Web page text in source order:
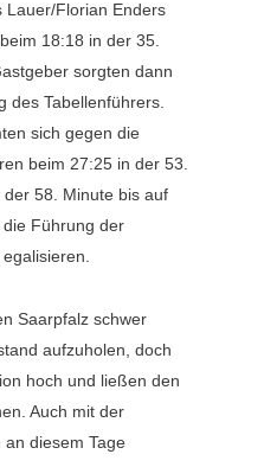
Lauer/Florian Enders
18:18 in der 35.
sorgten dann
des Tabellenführers.
sich gegen die
beim 27:25 in der 53.
58. Minute bis auf
Führung der
Saarpfalz schwer
aufzuholen, doch
hoch und ließen den
Auch mit der
diesem Tage